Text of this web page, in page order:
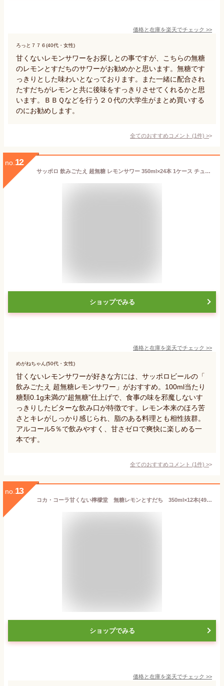
価格と在庫を楽天でチェック >>
ろっと７７６(40代・女性)
甘くないレモンサワーをお探しとの事ですが、こちらの無糖
のレモンとすだちのサワーがお勧めかと思います。無糖です
っきりとした味わいとなっております。また一緒に配合され
たすだちがレモンと共に後味をすっきりさせてくれるかと思
います。ＢＢＱなどを行う２０代の大学生がまとめ買いする
のにお勧めします。
全てのおすすめコメント (1件) >
no. 12
サッポロ 飲みごたえ 超無糖 レモンサワー 350ml×24本 1ケース チューハイ u-sa
ショップでみる
価格と在庫を楽天でチェック >>
めがねちゃん(50代・女性)
甘くないレモンサワーが好きな方には、サッポロビールの「
飲みごたえ 超無糖レモンサワー」がおすすめ。100ml当たり
糖類0.1g未満の“超無糖”仕上げで、食事の味を邪魔しないす
っきりしたビターな飲み口が特徴です。レモン本来のほろ苦
さとキレがしっかり感じられ、脂のある料理とも相性抜群。
アルコール5％で飲みやすく、甘さゼロで爽快に楽しめる一
本です。
全てのおすすめコメント (1件) >
no. 13
コカ・コーラ甘くない檸檬堂 無糖レモンとすだち 350ml×12本(4902102156684)【レモンサワー】
ショップでみる
価格と在庫を楽天でチェック >>